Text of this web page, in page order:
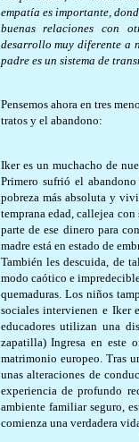
empatía es importante,
buenas relaciones con
desarrollo muy diferente a
padre es un sistema de
Pensemos ahora en tres
tratos y el abandono:
Iker es un muchacho de
Primero sufrió el
pobreza más absoluta y
temprana edad, callejea
parte de ese dinero para
madre está en estado de
También les descuida, de
modo caótico e
quemaduras. Los niños
sociales intervienen e Iker
educadores utilizan una
zapatilla) Ingresa en este
matrimonio europeo. Tras
unas alteraciones de
experiencia de profundo
ambiente familiar seguro,
comienza una verdadera